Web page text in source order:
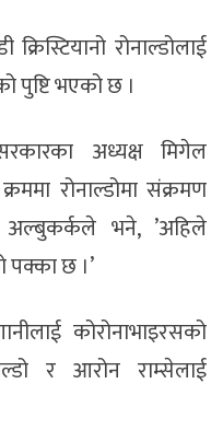
रोनाल्डोलाई
पुष्टि भएको छ ।
अध्यक्ष मिगेल
रोनाल्डोमा संक्रमण
भने, ’अहिले
छ ।’
कोरोनाभाइरसको
र आरोन राम्सेलाई